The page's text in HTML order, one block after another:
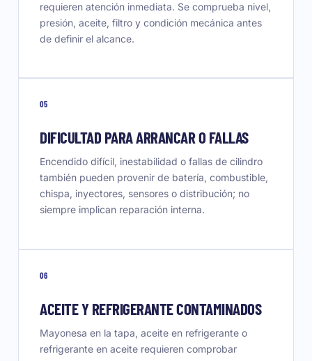
requieren atención inmediata. Se comprueba nivel,
presión, aceite, filtro y condición mecánica antes
de definir el alcance.
05
DIFICULTAD PARA ARRANCAR O FALLAS
Encendido difícil, inestabilidad o fallas de cilindro
también pueden provenir de batería, combustible,
chispa, inyectores, sensores o distribución; no
siempre implican reparación interna.
06
ACEITE Y REFRIGERANTE CONTAMINADOS
Mayonesa en la tapa, aceite en refrigerante o
refrigerante en aceite requieren comprobar